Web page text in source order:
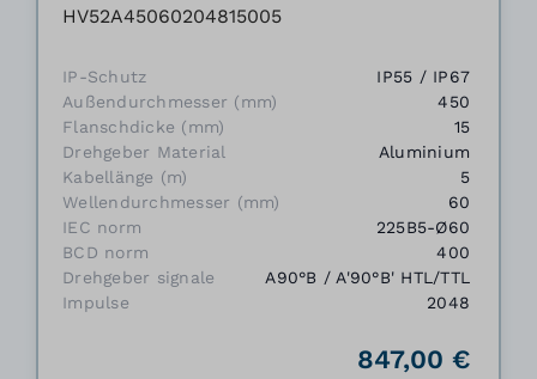
HV52A45060204815005
IP-Schutz
IP55 / IP67
Außendurchmesser (mm)
450
Flanschdicke (mm)
15
Drehgeber Material
Aluminium
Kabellänge (m)
5
Wellendurchmesser (mm)
60
IEC norm
225B5-Ø60
BCD norm
400
Drehgeber signale
A90°B / A'90°B' HTL/TTL
Impulse
2048
847,00 €